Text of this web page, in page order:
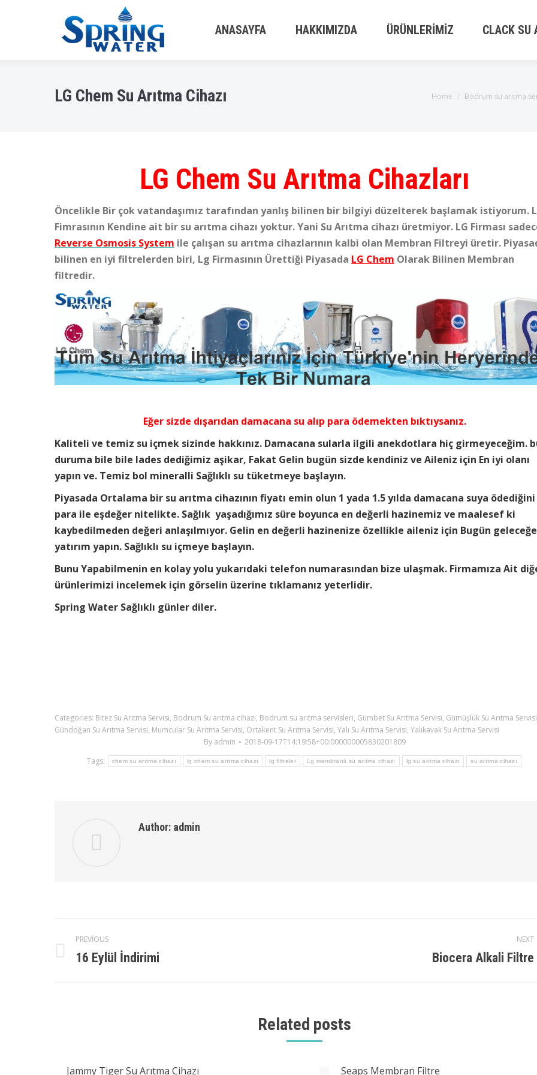
ANASAYFA HAKKIMIZDA ÜRÜNLERIMIZ CLACK SU
LG Chem Su Arıtma Cihazı You are here:
Home Bodrum su arıtma
LG Chem Su Arıtma Cihazları
Öncelikle Bir çok vatandaşımız tarafından yanlış bilinen bir bilgiyi düzelterek başlamak istiyorum.
Fimrasının Kendine ait bir su arıtma cihazı yoktur. Yani Su Arıtma cihazı üretmiyor. LG Firması
Reverse Osmosis System ile çalışan su arıtma cihazlarının kalbi olan Membran Filtreyi üretir.
bilinen en iyi filtrelerden biri, Lg Firmasının Ürettiği Piyasada LG Chem Olarak Bilinen Membran
filtredir.
Eğer sizde dışarıdan damacana su alıp para ödemekten bıktıysanız.
Kaliteli ve temiz su içmek sizinde hakkınız. Damacana sularla ilgili anekdotlara hiç girmeyeceğim.
duruma bile bile lades dediğimiz aşikar, Fakat Gelin bugün sizde kendiniz ve Aileniz için En iyi olanı
yapın ve. Temiz bol mineralli Sağlıklı su tüketmeye başlayın.
Piyasada Ortalama bir su arıtma cihazının fiyatı emin olun 1 yada 1.5 yılda damacana suya ödediğini
para ile eşdeğer nitelikte. Sağlık yaşadığımız süre boyunca en değerli hazinemiz ve maalesef ki
kaybedilmeden değeri anlaşılmıyor. Gelin en değerli hazinenize özellikle aileniz için Bugün geleceğe
yatırım yapın. Sağlıklı su içmeye başlayın.
Bunu Yapabilmenin en kolay yolu yukarıdaki telefon numarasından bize ulaşmak. Firmamıza Ait
ürünlerimizi incelemek için görselin üzerine tıklamanız yeterlidir.
Spring Water Sağlıklı günler diler.
Categories: Bitez Su Arıtma Servisi, Bodrum Su arıtma cihazı, Bodrum su arıtma servisleri, Gümbet Su Arıtma Servisi, Gümüşlük Su Arıtma Servisi
Gündoğan Su Arıtma Servisi, Mumcular Su Arıtma Servisi, Ortakent Su Arıtma Servisi, Yalı Su Arıtma Servisi, Yalıkavak Su Arıtma Servisi
By admin
2018-09-17T14:19:58+00:000000005830201809
Tags:
chem su arıtma cihazı lg chem su arıtma cihazı lg filtreler Lg membranlı su arıtma cihazı lg su arıtma cihazı su arıtma cihazı
Author: admin
Post
navigation
PREVIOUS
Previous
16 Eylül İndirimi
NEXT
Biocera Alkali Filtre
Related posts
Jammy Tiger Su Arıtma Cihazı Seaps Membran Filtre